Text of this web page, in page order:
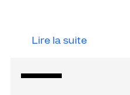
Lire la suite